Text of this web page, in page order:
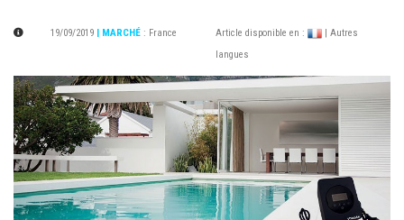
19/09/2019 | MARCHÉ : France Article disponible en :
| Autres
langues